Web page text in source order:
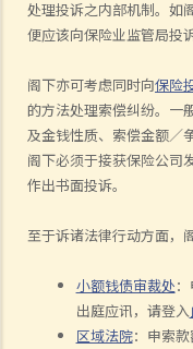
处理投诉之内部机制。如
便应该向保险业监管局投诉
阁下亦可考虑同时向保险
的方法处理索偿纠纷。一
及金钱性质、索偿金额／
阁下必须于接获保险公司
作出书面投诉。
至于诉诸法律行动方面，
小额钱债审裁处
出庭应讯，请登入
区域法院：申索